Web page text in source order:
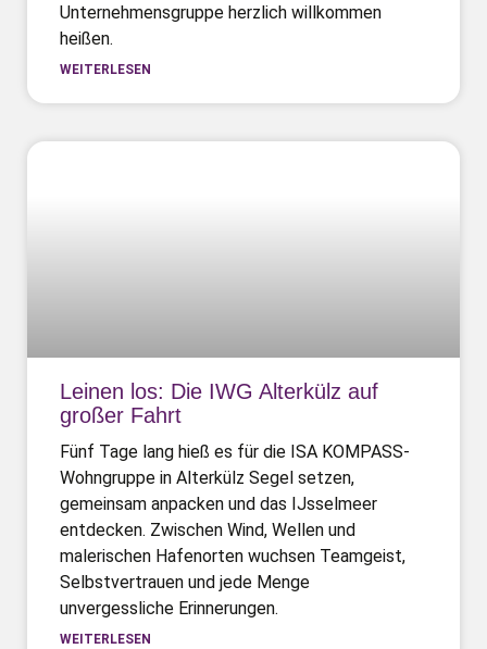
Unternehmens­gruppe herzlich willkommen
heißen.
WEITERLESEN
Leinen los: Die IWG Alterkülz auf
großer Fahrt
Fünf Tage lang hieß es für die ISA KOMPASS-
Wohngruppe in Alterkülz Segel setzen,
gemeinsam anpacken und das IJsselmeer
entdecken. Zwischen Wind, Wellen und
malerischen Hafenorten wuchsen Teamgeist,
Selbstvertrauen und jede Menge
unvergessliche Erinnerungen.
WEITERLESEN